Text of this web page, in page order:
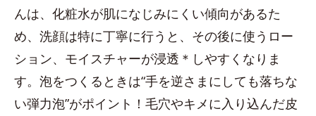
んは、化粧水が肌になじみにくい傾向があるた
め、洗顔は特に丁寧に行うと、その後に使うロー
ション、モイスチャーが浸透＊しやすくなりま
す。泡をつくるときは“手を逆さまにしても落ちな
い弾力泡”がポイント！毛穴やキメに入り込んだ皮